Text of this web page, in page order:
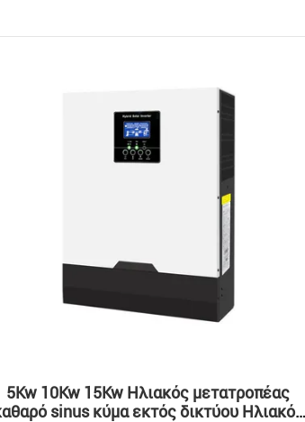
5Kw 10Kw 15Kw Ηλιακός μετατροπέας
sinus κύμα εκτός δικτύου Ηλιακός